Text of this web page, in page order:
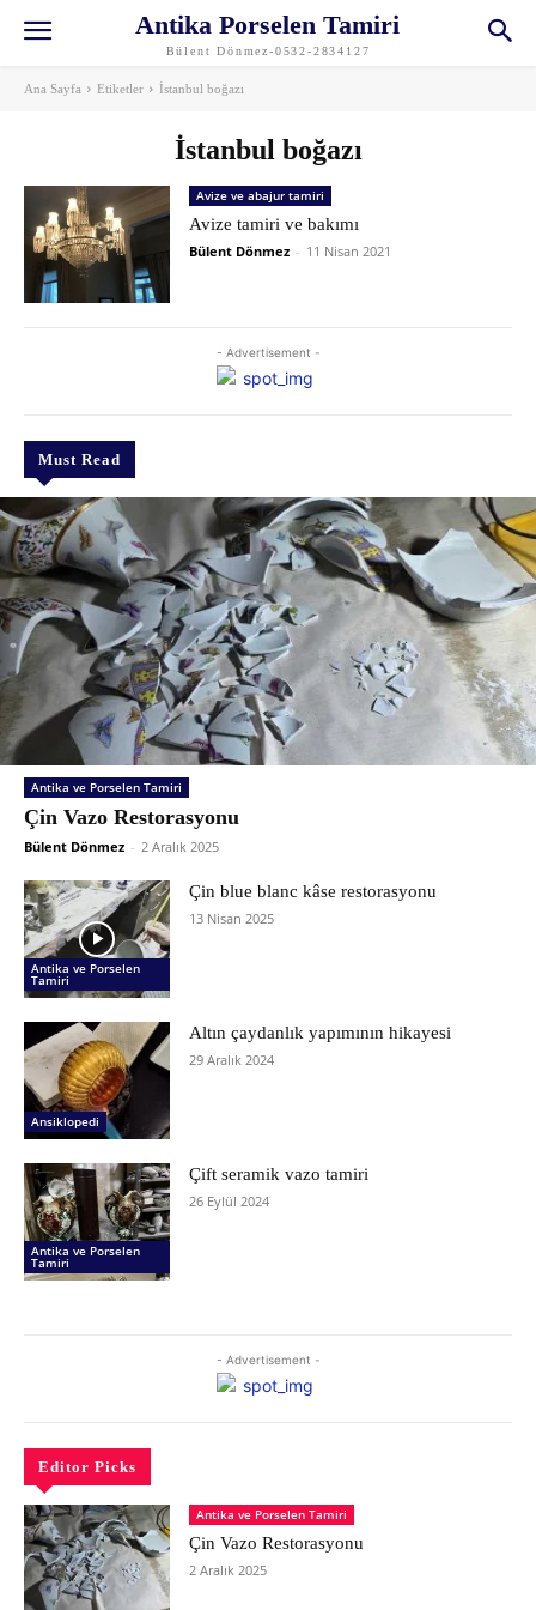
Antika Porselen Tamiri
Bülent Dönmez-0532-2834127
Ana Sayfa Etiketler İstanbul boğazı
İstanbul boğazı
- Advertisement -
Must Read
Antika ve Porselen Tamiri
Çin Vazo Restorasyonu
Bülent Dönmez - 2 Aralık 2025
Antika ve Porselen
Tamiri
Çin blue blanc kâse restorasyonu
13 Nisan 2025
Ansiklopedi
Altın çaydanlık yapımının hikayesi
29 Aralık 2024
Antika ve Porselen
Tamiri
Çift seramik vazo tamiri
26 Eylül 2024
Avize ve abajur tamiri
Avize tamiri ve bakımı
Bülent Dönmez - 11 Nisan 2021
- Advertisement -
Editor Picks
Antika ve Porselen Tamiri
Çin Vazo Restorasyonu
2 Aralık 2025